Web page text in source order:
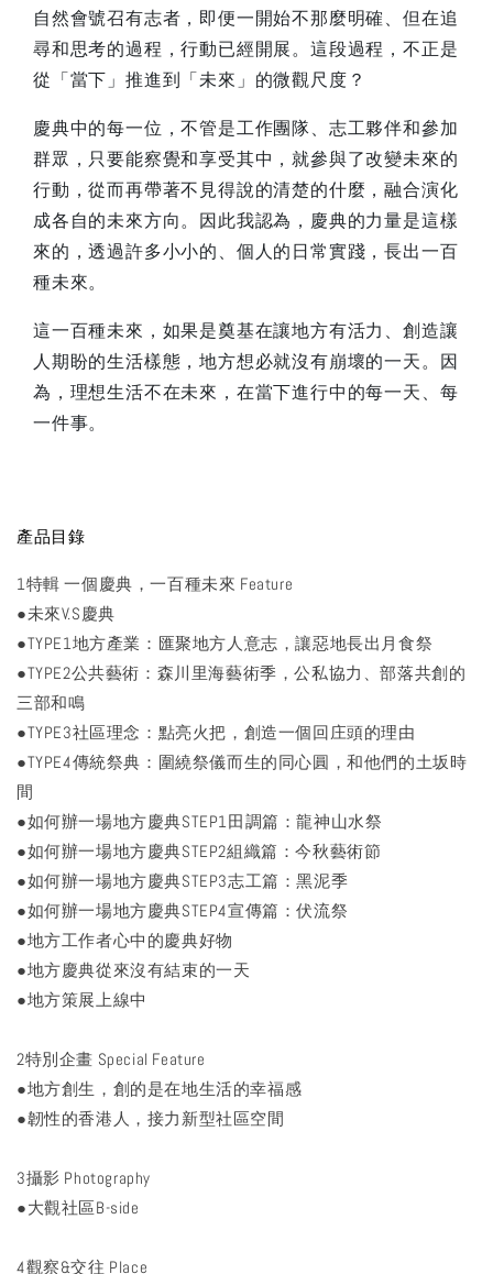
自然會號召有志者，即便一開始不那麼明確、但在追
尋和思考的過程，行動已經開展。這段過程，不正是
從「當下」推進到「未來」的微觀尺度？
慶典中的每一位，不管是工作團隊、志工夥伴和參加
群眾，只要能察覺和享受其中，就參與了改變未來的
行動，從而再帶著不見得說的清楚的什麼，融合演化
成各自的未來方向。因此我認為，慶典的力量是這樣
來的，透過許多小小的、個人的日常實踐，長出一百
種未來。
這一百種未來，如果是奠基在讓地方有活力、創造讓
人期盼的生活樣態，地方想必就沒有崩壞的一天。因
為，理想生活不在未來，在當下進行中的每一天、每
一件事。
產品目錄
1特輯 一個慶典，一百種未來 Feature
●未來V.S慶典
●TYPE1地方產業：匯聚地方人意志，讓惡地長出月食祭
●TYPE2公共藝術：森川里海藝術季，公私協力、部落共創的
三部和鳴
●TYPE3社區理念：點亮火把，創造一個回庄頭的理由
●TYPE4傳統祭典：圍繞祭儀而生的同心圓，和他們的土坂時
間
●如何辦一場地方慶典STEP1田調篇：龍神山水祭
●如何辦一場地方慶典STEP2組織篇：今秋藝術節
●如何辦一場地方慶典STEP3志工篇：黑泥季
●如何辦一場地方慶典STEP4宣傳篇：伏流祭
●地方工作者心中的慶典好物
●地方慶典從來沒有結束的一天
●地方策展上線中
2特別企畫 Special Feature
●地方創生，創的是在地生活的幸福感
●韌性的香港人，接力新型社區空間
3攝影 Photography
●大觀社區B-side
4觀察&交往 Place